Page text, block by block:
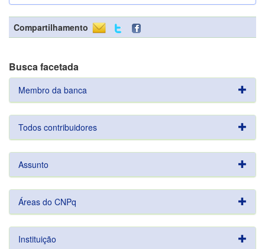
Compartilhamento
Busca facetada
Membro da banca
Todos contribuidores
Assunto
Áreas do CNPq
Instituição